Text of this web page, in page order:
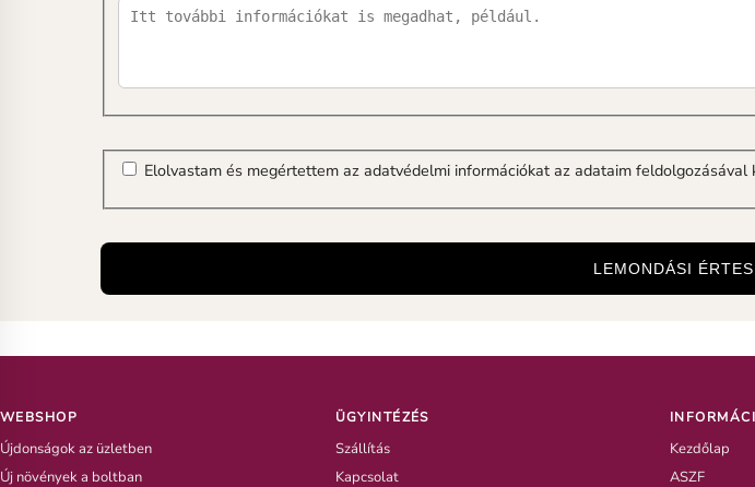
Elolvastam és megértettem az adatvédelmi információkat az adataim
LEMONDÁSI
WEBSHOP
Újdonságok az üzletben
Új növények a boltban
ÜGYINTÉZÉS
Szállítás
Kapcsolat
Kezdőlap
ASZF